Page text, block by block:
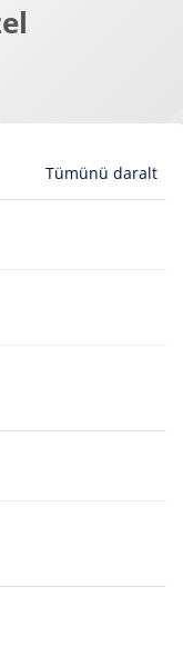
Tümünü daralt